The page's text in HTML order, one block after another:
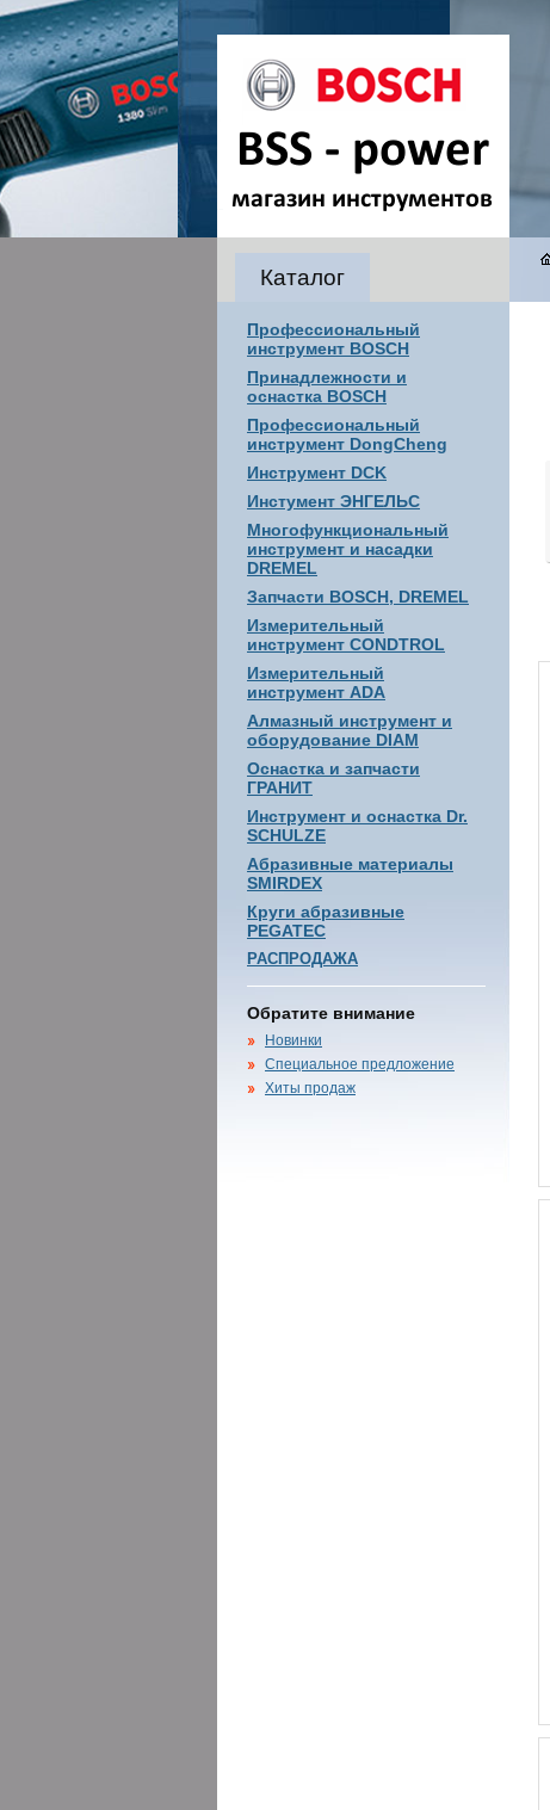
Каталог
Профессиональный
инструмент BOSCH
Принадлежности и
оснастка BOSCH
Профессиональный
инструмент DongCheng
Инструмент DCK
Инстумент ЭНГЕЛЬС
Многофункциональный
инструмент и насадки
DREMEL
Запчасти BOSCH, DREMEL
Измерительный
инструмент CONDTROL
Измерительный
инструмент ADA
Алмазный инструмент и
оборудование DIAM
Оснастка и запчасти
ГРАНИТ
Инструмент и оснастка Dr.
SCHULZE
Абразивные материалы
SMIRDEX
Круги абразивные
PEGATEC
РАСПРОДАЖА
Обратите внимание
Новинки
Специальное предложение
Хиты продаж